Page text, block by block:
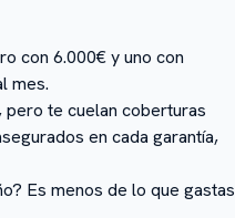
con 6.000€ y uno con
mes.
pero te cuelan coberturas
en cada garantía,
Es menos de lo que gastas